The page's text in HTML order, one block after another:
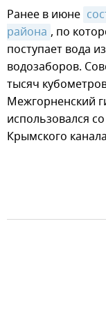
Ранее в июне
района , по
поступает вода
водозаборов.
тысяч
Межгорненский
использовался
Крымского